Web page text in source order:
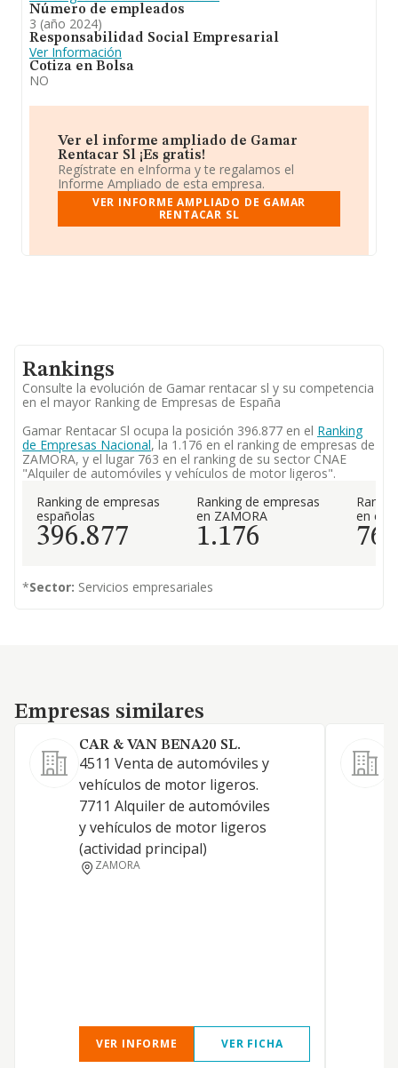
Número de empleados
3 (año 2024)
Responsabilidad Social Empresarial
Ver Información
Cotiza en Bolsa
NO
Ver el informe ampliado de Gamar
Rentacar Sl ¡Es gratis!
Regístrate en eInforma y te regalamos el
Informe Ampliado de esta empresa.
VER INFORME AMPLIADO DE GAMAR
RENTACAR SL
Rankings
Consulte la evolución de Gamar rentacar sl y su competencia
en el mayor Ranking de Empresas de España
Gamar Rentacar Sl ocupa la posición 396.877 en el Ranking
de Empresas Nacional, la 1.176 en el ranking de empresas de
ZAMORA, y el lugar 763 en el ranking de su sector CNAE
"Alquiler de automóviles y vehículos de motor ligeros".
Ranking de empresas
españolas
396.877
Ranking de empresas
en ZAMORA
1.176
en el
763
*Sector: Servicios empresariales
Empresas similares
Empresas similares
CAR & VAN BENA20 SL.
4511 Venta de automóviles y
vehículos de motor ligeros.
7711 Alquiler de automóviles
y vehículos de motor ligeros
(actividad principal)
ZAMORA
VER INFORME VER FICHA